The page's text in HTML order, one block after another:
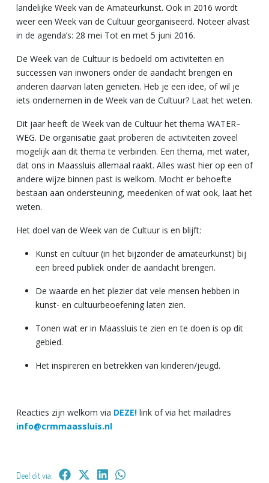
landelijke Week van de Amateurkunst. Ook in 2016 wordt
weer een Week van de Cultuur georganiseerd. Noteer alvast
in de agenda’s: 28 mei Tot en met 5 juni 2016.
De Week van de Cultuur is bedoeld om activiteiten en
successen van inwoners onder de aandacht brengen en
anderen daarvan laten genieten. Heb je een idee, of wil je
iets ondernemen in de Week van de Cultuur? Laat het weten.
Dit jaar heeft de Week van de Cultuur het thema WATER–
WEG. De organisatie gaat proberen de activiteiten zoveel
mogelijk aan dit thema te verbinden. Een thema, met water,
dat ons in Maassluis allemaal raakt. Alles wast hier op een of
andere wijze binnen past is welkom. Mocht er behoefte
bestaan aan ondersteuning, meedenken of wat ook, laat het
weten.
Het doel van de Week van de Cultuur is en blijft:
Kunst en cultuur (in het bijzonder de amateurkunst) bij
een breed publiek onder de aandacht brengen.
De waarde en het plezier dat vele mensen hebben in
kunst- en cultuurbeoefening laten zien.
Tonen wat er in Maassluis te zien en te doen is op dit
gebied.
Het inspireren en betrekken van kinderen/jeugd.
Reacties zijn welkom via DEZE! link of via het mailadres
info@crmmaassluis.nl
Deel dit via: